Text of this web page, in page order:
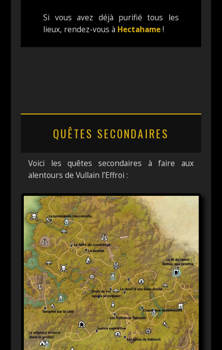
Si vous avez déjà purifié tous les
lieux, rendez-vous à Hectahame!
QUÊTES SECONDAIRES
Voici les quêtes secondaires à faire aux
alentours de Vullain l’Effroi :